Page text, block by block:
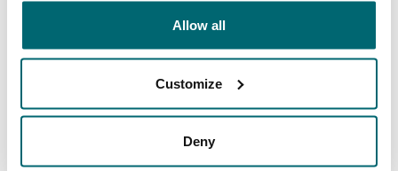
Allow all
Customize
Deny
* NEW * Karperdroom - Artjeswiel
* NEW * Karperdroom - Extreme
Bel Eaux - Belforet
Bel Eaux - Belvare